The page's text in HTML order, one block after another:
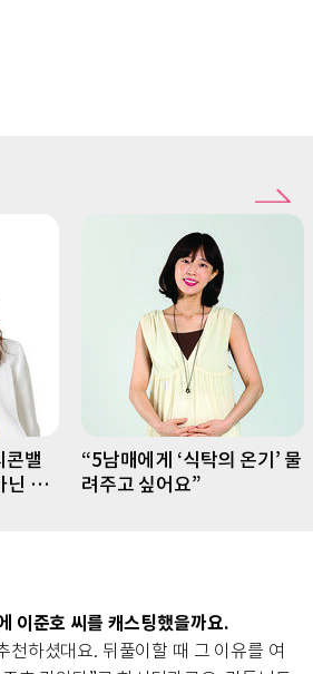
콘밸
닌 경
“5남매에게 ‘식탁의 온기’ 물
려주고 싶어요”
이준호 씨를 캐스팅했을까요.
천하셨대요. 뒤풀이할 때 그 이유를 여